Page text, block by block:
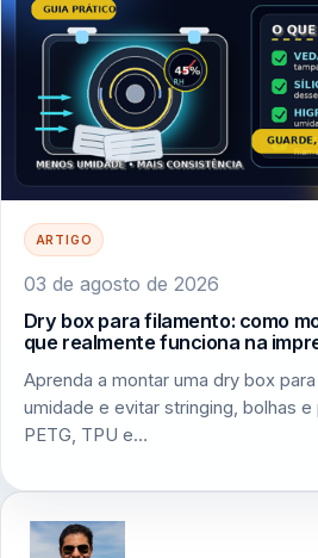
ARTIGO
03 de agosto de 2026
Dry box para filamento: como
que realmente funciona na
Aprenda a montar uma dry box
umidade e evitar stringing, bolhas
PETG, TPU e…